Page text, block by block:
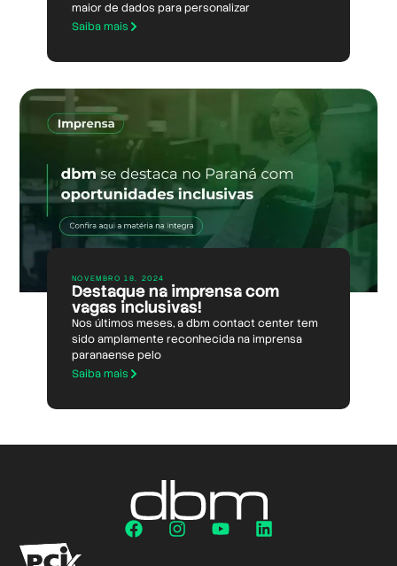
maior de dados para personalizar
Saiba mais
NOVEMBRO 18, 2024
Destaque na imprensa com
vagas inclusivas!
Nos últimos meses, a dbm contact center tem
sido amplamente reconhecida na imprensa
paranaense pelo
Saiba mais